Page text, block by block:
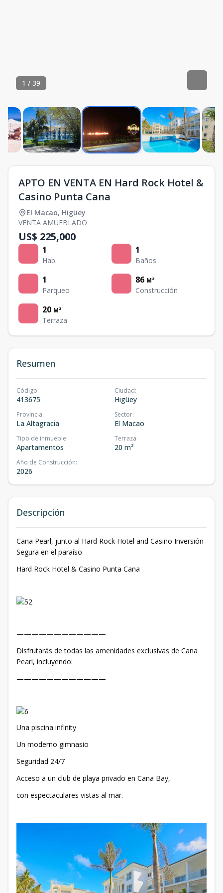
1 / 39
APTO EN VENTA EN Hard Rock Hotel &
Casino Punta Cana
El Macao, Higüey
VENTA AMUEBLADO
US$ 225,000
1
Hab.
1
Baños
1
Parqueo
86 M²
Construcción
20 M²
Terraza
Resumen
Código:
413675
Ciudad:
Higüey
Provincia:
La Altagracia
Sector:
El Macao
Tipo de inmueble:
Apartamentos
Terraza:
20 m²
Año de Construcción:
2026
Descripción
Cana Pearl, junto al Hard Rock Hotel and Casino Inversión
Segura en el paraíso
Hard Rock Hotel & Casino Punta Cana
————————————
Disfrutarás de todas las amenidades exclusivas de Cana
Pearl, incluyendo:
————————————
Una piscina infinity
Un moderno gimnasio
Seguridad 24/7
Acceso a un club de playa privado en Cana Bay,
con espectaculares vistas al mar.